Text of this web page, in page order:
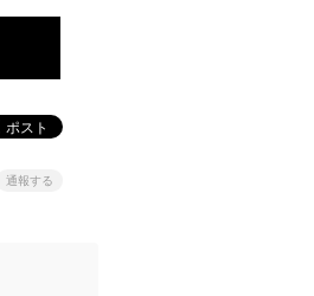
通報する